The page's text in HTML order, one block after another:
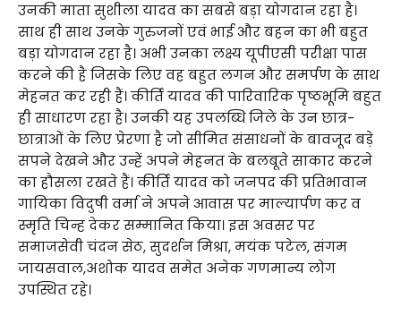
उनकी माता सुशीला यादव का सबसे बड़ा योगदान रहा है।
साथ ही साथ उनके गुरुजनों एवं भाई और बहन का भी बहुत
बड़ा योगदान रहा है। अभी उनका लक्ष्य यूपीएसी परीक्षा पास
करने की है जिसके लिए वह बहुत लगन और समर्पण के साथ
मेहनत कर रही हैं। कीर्ति यादव की पारिवारिक पृष्ठभूमि बहुत
ही साधारण रहा है। उनकी यह उपलब्धि जिले के उन छात्र-
छात्राओं के लिए प्रेरणा है जो सीमित संसाधनों के बावजूद बड़े
सपने देखने और उन्हें अपने मेहनत के बलबूते साकार करने
का हौसला रखते हैं। कीर्ति यादव को जनपद की प्रतिभावान
गायिका विदुषी वर्मा ने अपने आवास पर माल्यार्पण कर व
स्मृति चिन्ह देकर सम्मानित किया। इस अवसर पर
समाजसेवी चंदन सेठ, सुदर्शन मिश्रा, मयंक पटेल, संगम
जायसवाल,अशोक यादव समेत अनेक गणमान्य लोग
उपस्थित रहे।